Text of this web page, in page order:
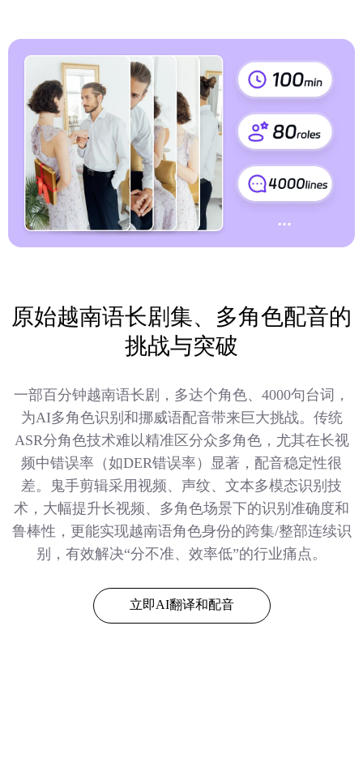
原始越南语长剧集、多角色配音的
挑战与突破
一部百分钟越南语长剧，多达个角色、4000句台词，
为AI多角色识别和挪威语配音带来巨大挑战。传统
ASR分角色技术难以精准区分众多角色，尤其在长视
频中错误率（如DER错误率）显著，配音稳定性很
差。鬼手剪辑采用视频、声纹、文本多模态识别技
术，大幅提升长视频、多角色场景下的识别准确度和
鲁棒性，更能实现越南语角色身份的跨集/整部连续识
别，有效解决“分不准、效率低”的行业痛点。
立即AI翻译和配音